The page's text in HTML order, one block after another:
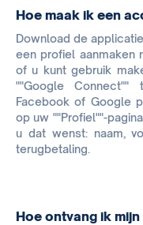
Hoe maak ik een
Download de
een profiel aanmaken
of u kunt gebruik
""Google
Facebook of Google
op uw ""Profiel""-
u dat wenst: naam,
terugbetaling.
Hoe ontvang ik